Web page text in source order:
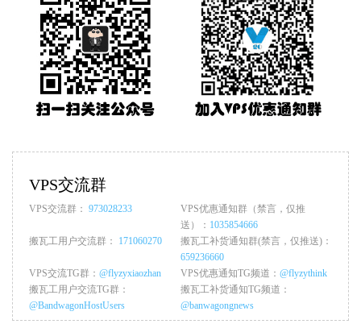
VPS交流群
VPS交流群： 973028233
VPS优惠通知群（禁言，仅推
送）： 1035854666
搬瓦工用户交流群： 171060270
搬瓦工补货通知群(禁言，仅推送)：
659236660
VPS交流TG群： @flyzyxiaozhan VPS优惠通知TG频道： @flyzythink
搬瓦工用户交流TG群：
@BandwagonHostUsers
搬瓦工补货通知TG频道：
@banwagongnews